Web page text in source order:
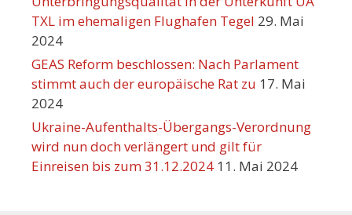
TXL im ehemaligen Flughafen Tegel 29. Mai
2024
GEAS Reform beschlossen: Nach Parlament
stimmt auch der europäische Rat zu 17. Mai
2024
Ukraine-Aufenthalts-Übergangs-Verordnung
wird nun doch verlängert und gilt für
Einreisen bis zum 31.12.2024 11. Mai 2024